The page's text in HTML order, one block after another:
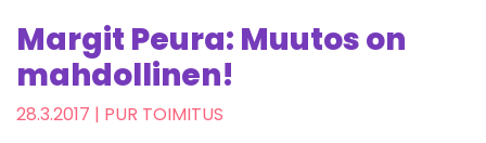
Margit Peura: Muutos on
mahdollinen!
28.3.2017 | PUR TOIMITUS